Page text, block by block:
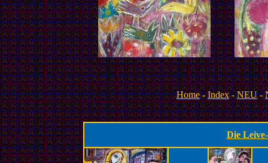
Home-Index-NEU-
Die